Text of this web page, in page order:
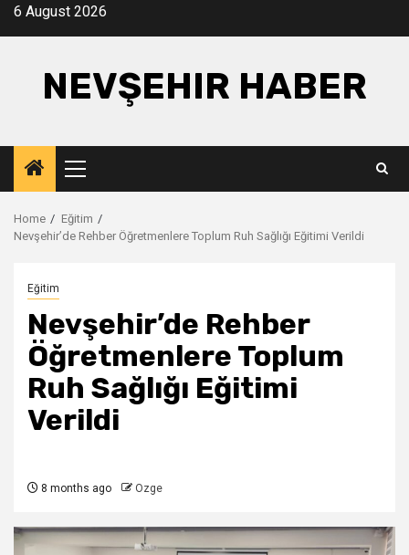
Skip6 August 2026
NEVŞEHIR HABER
Primary
Menu
Home
Eğitim
Nevşehir’de Rehber Öğretmenlere Toplum Ruh Sağlığı Eğitimi Verildi
Eğitim
Nevşehir’de Rehber
Öğretmenlere Toplum
Ruh Sağlığı Eğitimi
Verildi
8 months ago Ozge